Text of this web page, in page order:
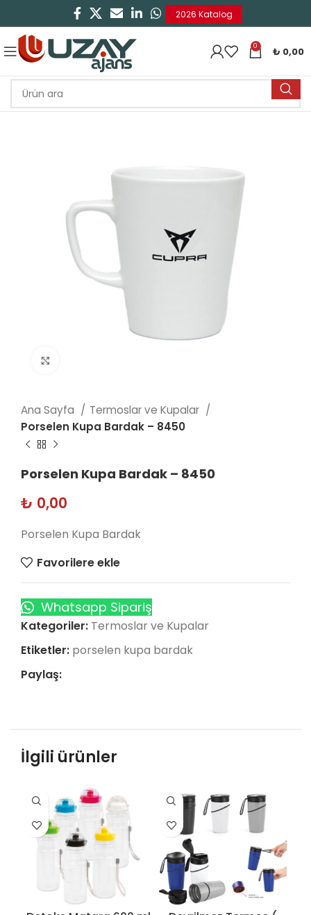
2026 Katalog
0 ₺ 0,00
Ana Sayfa
Termoslar ve Kupalar
Porselen Kupa Bardak – 8450
Porselen Kupa Bardak – 8450
₺ 0,00
Porselen Kupa Bardak
Favorilere ekle
Whatsapp Sipariş
Kategoriler: Termoslar ve Kupalar
Etiketler: porselen kupa bardak
Paylaş:
İlgili ürünler